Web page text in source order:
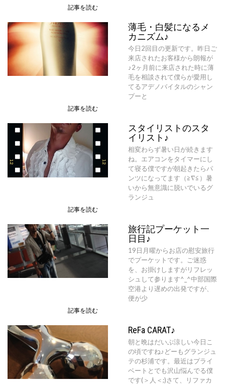
記事を読む
薄毛・白髪になるメ
カニズム♪
今日2回目の更新です。昨日ご
来店されたお客様から朗報が
♪2ヶ月前に来店された時に薄
毛を相談されて僕らが愛用し
てるアデノバイタルのシャン
プーと
記事を読む
スタイリストのスタ
イリスト♪
相変わらず暑い日が続きます
ね。エアコンをタイマーにし
て寝る僕ですが朝起きたらパ
ンツになってます（≧∇≦）暑
いから無意識に脱いでいるグ
ランジュ
記事を読む
旅行記プーケット一
日目♪
19日月曜からお店の慰安旅行
でプーケットです。ご迷惑
を、お掛けしますがリフレッ
シュして参ります^_^中部国際
空港より遅めの出発ですが、
便が少
記事を読む
ReFa CARAT♪
朝と晩はだいぶ涼しい今日こ
の頃ですね♪どーもグランジュ
テの杉浦です。最近はプライ
ベートとでも沢山悩んでる僕
です(＞人＜;)さて、リファカ